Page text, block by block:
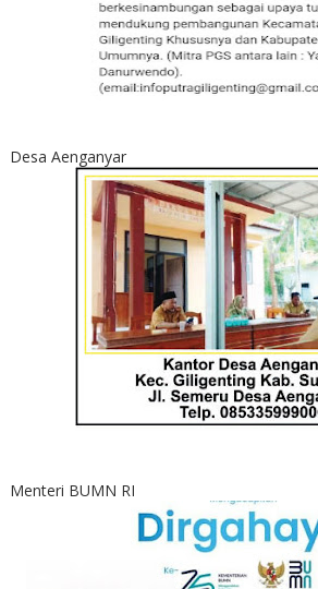
Desa Aenganyar
Menteri BUMN RI